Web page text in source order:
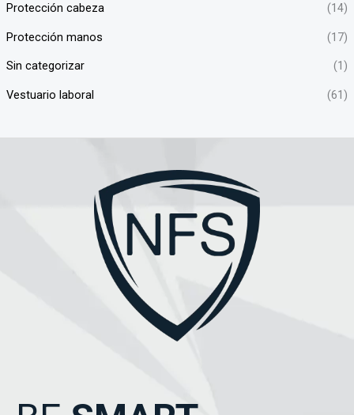
Protección cabeza (14)
Protección manos (17)
Sin categorizar (1)
Vestuario laboral (61)